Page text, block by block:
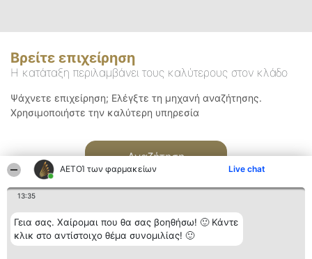
ΑΕΤΟΊ των φαρμακείων Live chat
13:35
Γεια σας. Χαίρομαι που θα σας βοηθήσω! 🙂 Κάντε
κλικ στο αντίστοιχο θέμα συνομιλίας! 🙂
Βρείτε επιχείρηση
Η κατάταξη περιλαμβάνει τους καλύτερους στον κλάδο
Ψάχνετε επιχείρηση; Ελέγξτε τη μηχανή αναζήτησης.
Χρησιμοποιήστε την καλύτερη υπηρεσία
Αναζήτηση